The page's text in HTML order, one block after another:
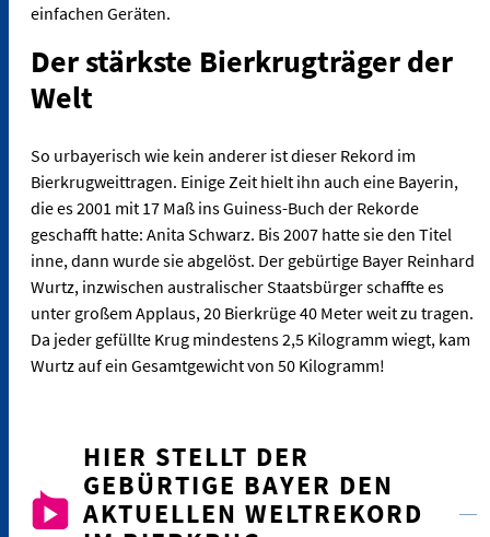
einfachen Geräten.
Der stärkste Bierkrugträger der
Welt
So urbayerisch wie kein anderer ist dieser Rekord im
Bierkrugweittragen. Einige Zeit hielt ihn auch eine Bayerin,
die es 2001 mit 17 Maß ins Guiness-Buch der Rekorde
geschafft hatte: Anita Schwarz. Bis 2007 hatte sie den Titel
inne, dann wurde sie abgelöst. Der gebürtige Bayer Reinhard
Wurtz, inzwischen australischer Staatsbürger schaffte es
unter großem Applaus, 20 Bierkrüge 40 Meter weit zu tragen.
Da jeder gefüllte Krug mindestens 2,5 Kilogramm wiegt, kam
Wurtz auf ein Gesamtgewicht von 50 Kilogramm!
HIER STELLT DER
GEBÜRTIGE BAYER DEN
AKTUELLEN WELTREKORD